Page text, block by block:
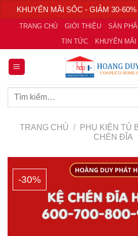
KHUYẾN MÃI SỐC - GIẢM 30-
Chuyển
nội
dung
TRANG CHỦ GIỚI THIỆU SẢN
TIN TỨC
KHUYẾN MÃI
Tìm
TRANG CHỦ / PHỤ KIỆN TỦ
CHÉN ĐĨA
-30%